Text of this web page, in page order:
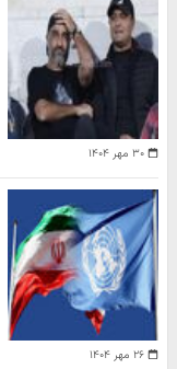
۳۰ مهر ۱۴۰۴
۲۶ مهر ۱۴۰۴